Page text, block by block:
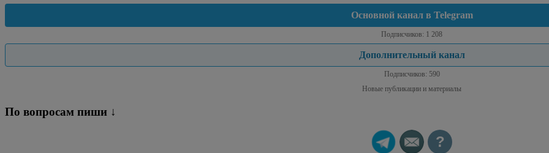
Основной канал в Telegram
Подписчиков: 1 208
Дополнительный канал
Подписчиков: 590
Новые публикации и материалы
По вопросам пиши ↓
?